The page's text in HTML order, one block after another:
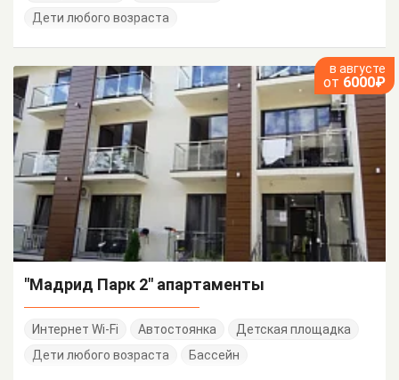
Дети любого возраста
в августе
от 6000₽
"Мадрид Парк 2" апартаменты
Интернет Wi-Fi Автостоянка
Детская площадка
Дети любого возраста
Бассейн